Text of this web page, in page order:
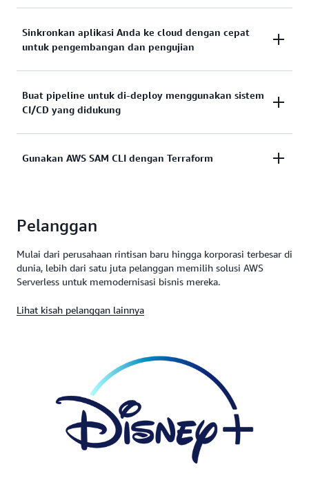
Gunakan perintah sam builddansam deploy
AWS SAM CLI untuk mempersiapkan
aplikasi Anda dan melakukan ke AWS.
Mulai menggunakan AWS SAM CLI
Sinkronkan aplikasi Anda ke cloud dengan cepat
untuk pengembangan dan pengujian
Gunakan perintah sam sync AWS SAM CLI untuk
mengawasi perubahan lokal dan melakukan
invokeuntuk menguji fungsi lambda Anda di .
Buat pipeline untuk di-deploy menggunakan sistem
CI/CD yang didukung
Gunakan perintahsam pipelineAWS SAM CLI untuk
Pelajari deployment aplikasi nirserver selengkapnya
Gunakan AWS SAM CLI dengan Terraform
Terraform Anda dengan AWS SAM CLI.
Pelajari dukungan AWS SAM CLI Terraform
selengkapnya
Pelanggan
Mulai dari perusahaan rintisan baru hingga korporasi terbesar di
dunia, lebih dari satu juta pelanggan memilih solusi AWS
Serverless untuk memodernisasi bisnis mereka.
Lihat kisah pelanggan lainnya